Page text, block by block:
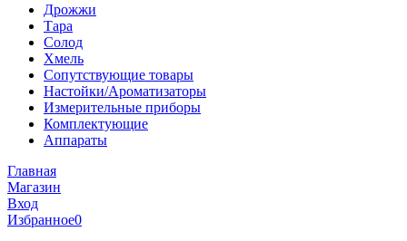
Дрожжи
Тара
Солод
Хмель
Сопутствующие товары
Настойки/Ароматизаторы
Измерительные приборы
Комплектующие
Аппараты
Главная
Магазин
Вход
Избранное0